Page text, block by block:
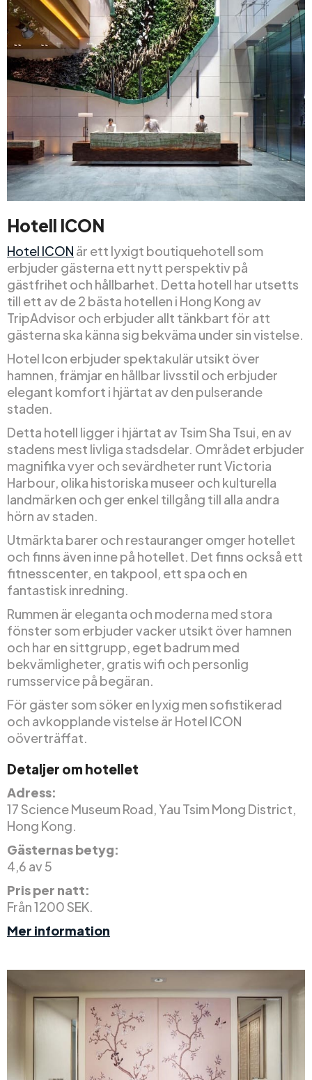
Hotell ICON
Hotel ICON är ett lyxigt boutiquehotell som
erbjuder gästerna ett nytt perspektiv på
gästfrihet och hållbarhet. Detta hotell har utsetts
till ett av de 2 bästa hotellen i Hong Kong av
TripAdvisor och erbjuder allt tänkbart för att
gästerna ska känna sig bekväma under sin vistelse.
Hotel Icon erbjuder spektakulär utsikt över
hamnen, främjar en hållbar livsstil och erbjuder
elegant komfort i hjärtat av den pulserande
staden.
Detta hotell ligger i hjärtat av Tsim Sha Tsui, en av
stadens mest livliga stadsdelar. Området erbjuder
magnifika vyer och sevärdheter runt Victoria
Harbour, olika historiska museer och kulturella
landmärken och ger enkel tillgång till alla andra
hörn av staden.
Utmärkta barer och restauranger omger hotellet
och finns även inne på hotellet. Det finns också ett
fitnesscenter, en takpool, ett spa och en
fantastisk inredning.
Rummen är eleganta och moderna med stora
fönster som erbjuder vacker utsikt över hamnen
och har en sittgrupp, eget badrum med
bekvämligheter, gratis wifi och personlig
rumsservice på begäran.
För gäster som söker en lyxig men sofistikerad
och avkopplande vistelse är Hotel ICON
oöverträffat.
Detaljer om hotellet
Adress:
17 Science Museum Road, Yau Tsim Mong District,
Hong Kong.
Gästernas betyg:
4,6 av 5
Pris per natt:
Från 1200 SEK.
Mer information